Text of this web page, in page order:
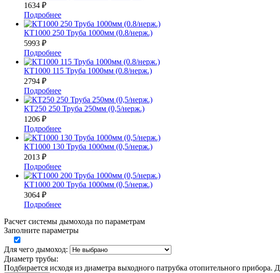
1634 ₽
Подробнее
КТ1000 250 Труба 1000мм (0.8/нерж.)
5993 ₽
Подробнее
КТ1000 115 Труба 1000мм (0.8/нерж.)
2794 ₽
Подробнее
КТ250 250 Труба 250мм (0,5/нерж.)
1206 ₽
Подробнее
КТ1000 130 Труба 1000мм (0,5/нерж.)
2013 ₽
Подробнее
КТ1000 200 Труба 1000мм (0,5/нерж.)
3064 ₽
Подробнее
Расчет системы дымохода по параметрам
Заполните параметры
Для чего дымоход:
Диаметр трубы:
Подбирается исходя из диаметра выходного патрубка отопительного